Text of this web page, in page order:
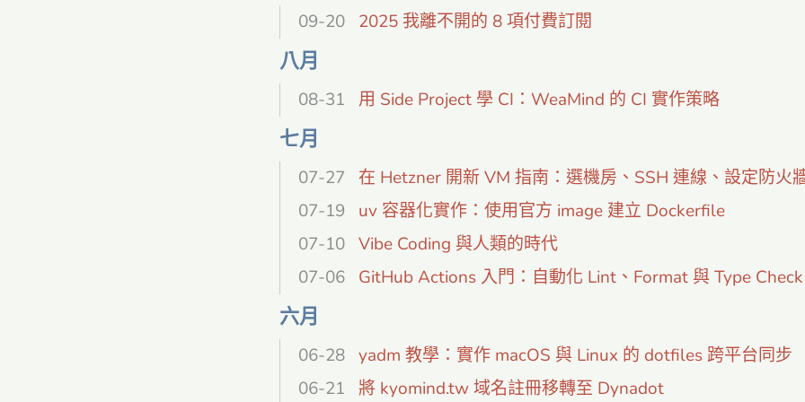
09-20 2025 我離不開的 8 項付費訂閱
八月
08-31 用 Side Project 學 CI：WeaMind 的 CI 實作策略
七月
07-27
在 Hetzner 開新 VM 指南：選機房、SSH 連線、設定防火
07-19
uv 容器化實作：使用官方 image 建立 Dockerfile
07-10 Vibe Coding 與人類的時代
07-06
GitHub Actions 入門：自動化 Lint、Format 與 Type Check
六月
06-28 yadm 教學：實作 macOS 與 Linux 的 dotfiles 跨平台同步
06-21
將 kyomind.tw 域名註冊移轉至 Dynadot